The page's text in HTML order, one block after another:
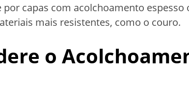
capas com acolchoamento espesso
mais resistentes, como o couro.
o